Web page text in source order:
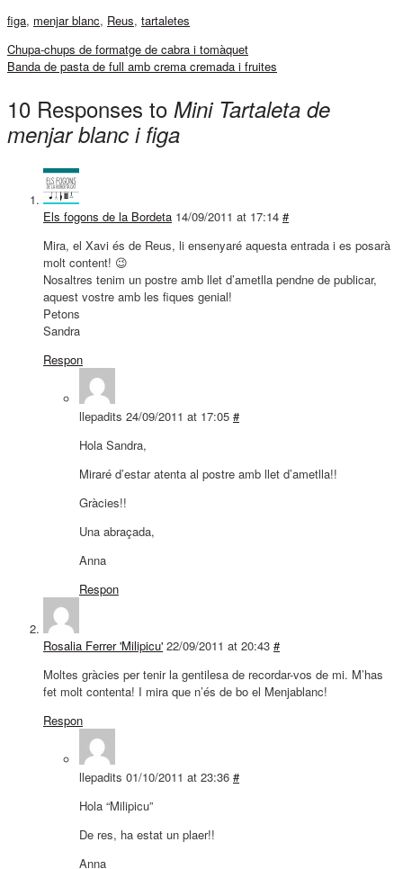
figa, menjar blanc, Reus, tartaletes
Chupa-chups de formatge de cabra i tomàquet
Banda de pasta de full amb crema cremada i fruites
10 Responses to Mini Tartaleta de
menjar blanc i figa
Els fogons de la Bordeta 14/09/2011 at 17:14 #
Mira, el Xavi és de Reus, li ensenyaré aquesta entrada i es posarà
molt content! 😉
Nosaltres tenim un postre amb llet d’ametlla pendne de publicar,
aquest vostre amb les fiques genial!
Petons
Sandra
Respon
llepadits 24/09/2011 at 17:05 #
Hola Sandra,
Miraré d’estar atenta al postre amb llet d’ametlla!!
Gràcies!!
Una abraçada,
Anna
Respon
Rosalia Ferrer 'Milipicu' 22/09/2011 at 20:43 #
Moltes gràcies per tenir la gentilesa de recordar-vos de mi. M’has
fet molt contenta! I mira que n’és de bo el Menjablanc!
Respon
llepadits 01/10/2011 at 23:36 #
Hola “Milipicu”
De res, ha estat un plaer!!
Anna